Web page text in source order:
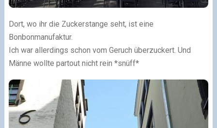
Dort, wo ihr die Zuckerstange seht, ist eine
Bonbonmanufaktur.
Ich war allerdings schon vom Geruch überzuckert. Und
Männe wollte partout nicht rein *snüff*